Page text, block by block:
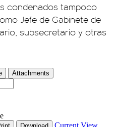
condenados tampoco
Jefe de Gabinete de
subsecretario y otras